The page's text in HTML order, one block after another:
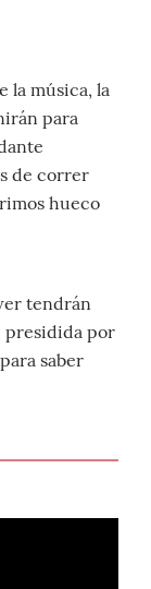
la música, la
para
de correr
hueco
tendrán
presidida por
saber